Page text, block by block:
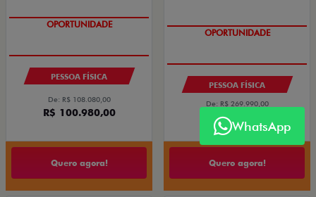
OPORTUNIDADE
PESSOA FÍSICA
De: R$ 108.080,00
R$ 100.980,00
Quero agora!
OPORTUNIDADE
PESSOA FÍSICA
De: R$ 269.990,00
R$ 212.980,00
Quero agora!
WhatsApp